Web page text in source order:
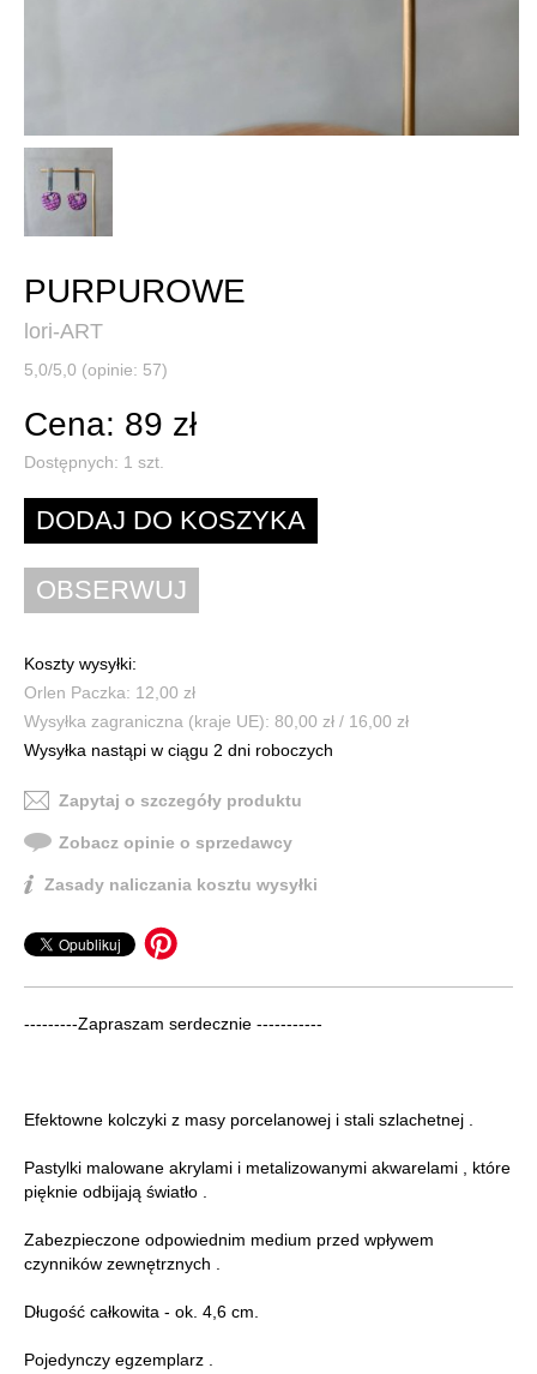
PURPUROWE
lori-ART
5,0/5,0 (opinie: 57)
Cena: 89 zł
Dostępnych: 1 szt.
Koszty wysyłki:
Orlen Paczka: 12,00 zł
Wysyłka zagraniczna (kraje UE): 80,00 zł / 16,00 zł
Wysyłka nastąpi w ciągu 2 dni roboczych
Zapytaj o szczegóły produktu
Zobacz opinie o sprzedawcy
Zasady naliczania kosztu wysyłki
---------Zapraszam serdecznie -----------
Efektowne kolczyki z masy porcelanowej i stali szlachetnej .
Pastylki malowane akrylami i metalizowanymi akwarelami , które
pięknie odbijają światło .
Zabezpieczone odpowiednim medium przed wpływem
czynników zewnętrznych .
Długość całkowita - ok. 4,6 cm.
Pojedynczy egzemplarz .